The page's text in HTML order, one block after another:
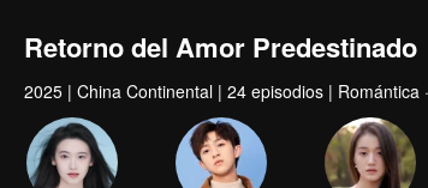
Retorno del Amor Predestinado
2025 | China Continental | 24 episodios | Romántica